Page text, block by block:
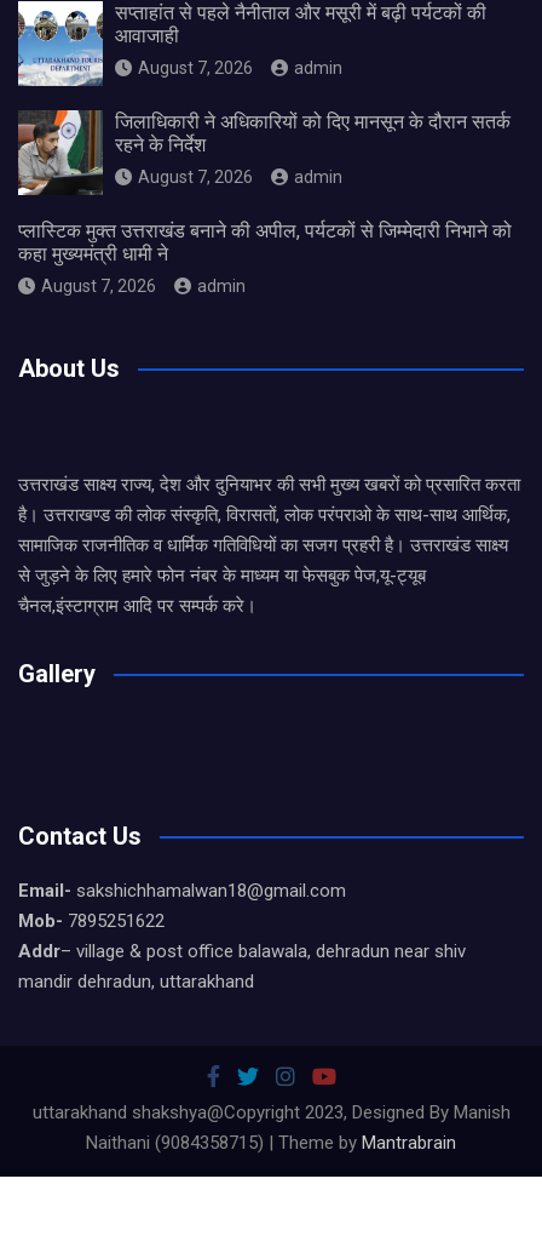
सप्ताहांत से पहले नैनीताल और मसूरी में बढ़ी पर्यटकों की
आवाजाही
August 7, 2026 admin
जिलाधिकारी ने अधिकारियों को दिए मानसून के दौरान सतर्क
रहने के निर्देश
August 7, 2026 admin
प्लास्टिक मुक्त उत्तराखंड बनाने की अपील, पर्यटकों से जिम्मेदारी निभाने को
कहा मुख्यमंत्री धामी ने
August 7, 2026 admin
About Us
उत्तराखंड साक्ष्य राज्य, देश और दुनियाभर की सभी मुख्य खबरों को प्रसारित करता
है। उत्तराखण्ड की लोक संस्कृति, विरासतों, लोक परंपराओ के साथ-साथ आर्थिक,
सामाजिक राजनीतिक व धार्मिक गतिविधियों का सजग प्रहरी है। उत्तराखंड साक्ष्य
से जुड़ने के लिए हमारे फोन नंबर के माध्यम या फेसबुक पेज,यू-ट्यूब
चैनल,इंस्टाग्राम आदि पर सम्पर्क करे।
Gallery
Contact Us
Email- sakshichhamalwan18@gmail.com
Mob- 7895251622
Addr– village & post office balawala, dehradun near shiv
mandir dehradun, uttarakhand
uttarakhand shakshya@Copyright 2023, Designed By Manish
Naithani (9084358715) | Theme by Mantrabrain